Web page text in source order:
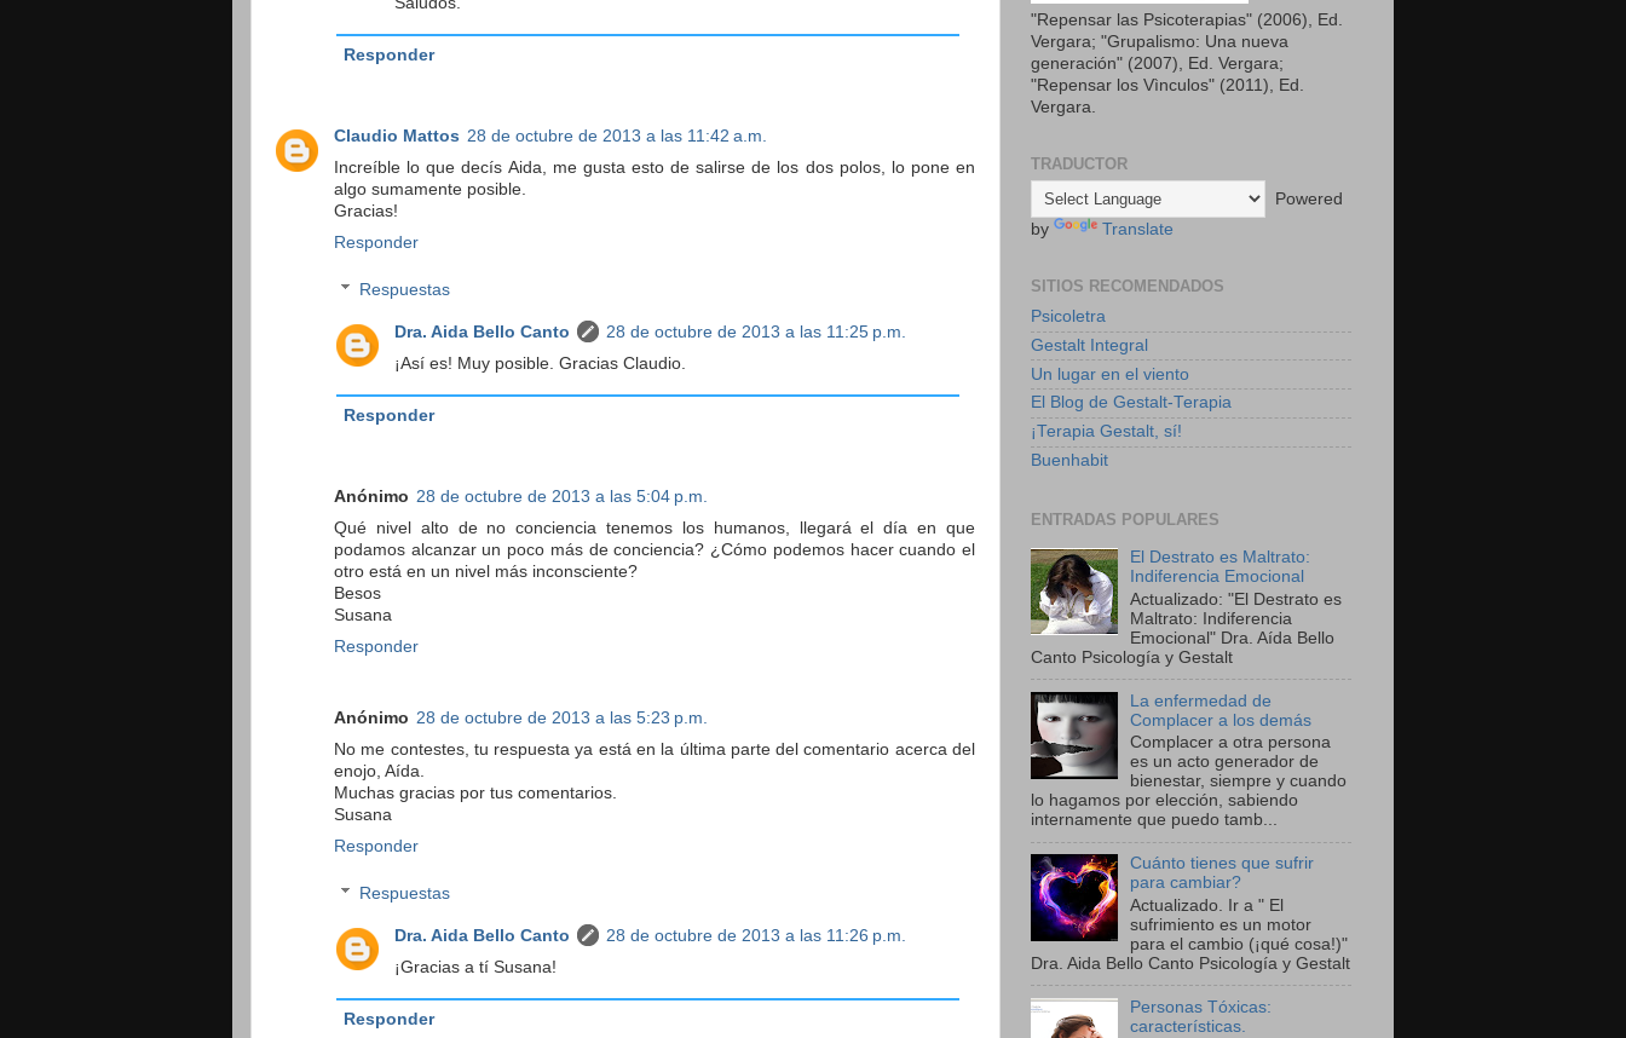
Responder
Claudio Mattos 28 de octubre de 2013 a las 11:42 a.m.
Increíble lo que decís Aida, me gusta esto de salirse de los dos polos, lo pone en
algo sumamente posible.
Gracias!
Responder
Respuestas
Dra. Aida Bello Canto
28 de octubre de 2013 a las 11:25 p.m.
¡Así es! Muy posible. Gracias Claudio.
Responder
Anónimo 28 de octubre de 2013 a las 5:04 p.m.
Qué nivel alto de no conciencia tenemos los humanos, llegará el día en que
podamos alcanzar un poco más de conciencia? ¿Cómo podemos hacer cuando el
otro está en un nivel más inconsciente?
Besos
Susana
Responder
Anónimo 28 de octubre de 2013 a las 5:23 p.m.
No me contestes, tu respuesta ya está en la última parte del comentario acerca del
enojo, Aída.
Muchas gracias por tus comentarios.
Susana
Responder
Respuestas
Dra. Aida Bello Canto
28 de octubre de 2013 a las 11:26 p.m.
¡Gracias a tí Susana!
Responder
"Repensar las Psicoterapias" (2006), Ed.
Vergara; "Grupalismo: Una nueva
generación" (2007), Ed. Vergara;
"Repensar los Vìnculos" (2011), Ed.
Vergara.
TRADUCTOR
Powered
by
Translate
SITIOS RECOMENDADOS
Psicoletra
Gestalt Integral
Un lugar en el viento
El Blog de Gestalt-Terapia
¡Terapia Gestalt, sí!
Buenhabit
ENTRADAS POPULARES
El Destrato es Maltrato:
Indiferencia Emocional
Actualizado: "El Destrato es
Maltrato: Indiferencia
Emocional" Dra. Aída Bello
Canto Psicología y Gestalt
La enfermedad de
Complacer a los demás
Complacer a otra persona
es un acto generador de
bienestar, siempre y cuando
lo hagamos por elección, sabiendo
internamente que puedo tamb...
Cuánto tienes que sufrir
para cambiar?
Actualizado. Ir a " El
sufrimiento es un motor
para el cambio (¡qué cosa!)"
Dra. Aida Bello Canto Psicología y Gestalt
Personas Tóxicas:
características.